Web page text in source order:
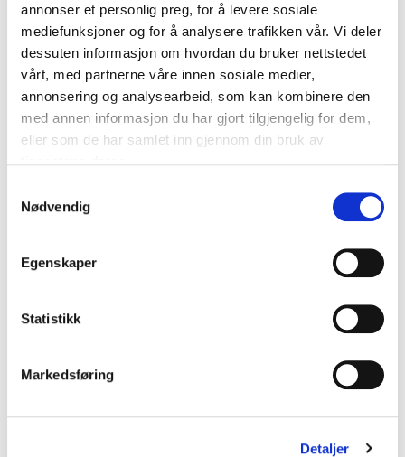
annonser et personlig preg, for å levere sosiale
mediefunksjoner og for å analysere trafikken vår. Vi deler
dessuten informasjon om hvordan du bruker nettstedet
vårt, med partnerne våre innen sosiale medier,
annonsering og analysearbeid, som kan kombinere den
med annen informasjon du har gjort tilgjengelig for dem,
eller som de har samlet inn gjennom din bruk av
Nødvendig
Egenskaper
Statistikk
Markedsføring
Detaljer
Det å velge en ny løsning er forbundet med risiko, men
husk at etablerte løsninger også startet et sted. Grunnen
til at man velger en innovativ anskaffelse er jo nettopp
fordi eksisterende løsninger ikke er gode nok. Å velge en
løsning som ikke tilfredsstiller brukernes krav vil jo også
være forbundet med risiko.
som man ikke nødvendigvis kjenner utfallet av på
forhånd.
anskaffelser.no